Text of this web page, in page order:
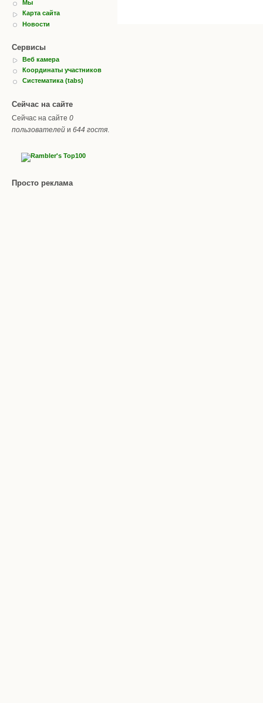
Мы
Карта сайта
Новости
Сервисы
Веб камера
Координаты участников
Систематика (tabs)
Сейчас на сайте
Сейчас на сайте 0
пользователей и 644 гостя
Просто реклама